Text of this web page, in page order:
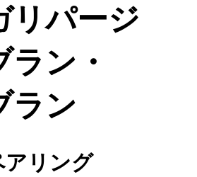
リパージ
ラン・
ラン
アリング